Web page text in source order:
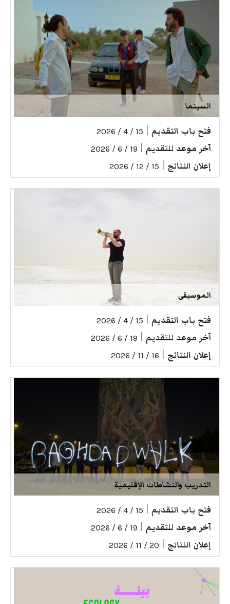
السينما
فتح باب التقديم 15 / 4 / 2026
آخر موعد للتقديم 19 / 6 / 2026
إعلان النتائج 15 / 12 / 2026
الموسيقى
فتح باب التقديم 15 / 4 / 2026
آخر موعد للتقديم 19 / 6 / 2026
إعلان النتائج 16 / 11 / 2026
التدريب والنشاطات الإقليمية
فتح باب التقديم 15 / 4 / 2026
آخر موعد للتقديم 19 / 6 / 2026
إعلان النتائج 20 / 11 / 2026